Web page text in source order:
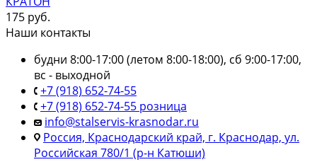
175 руб.
Наши контакты
будни 8:00-17:00 (летом 8:00-18:00), сб 9:00-17:00,
вс - выходной
+7 (918) 652-74-55
+7 (918) 652-74-55 розница
info@stalservis-krasnodar.ru
Россия, Краснодарский край, г. Краснодар, ул.
Российская 780/1 (р-н Катюши)